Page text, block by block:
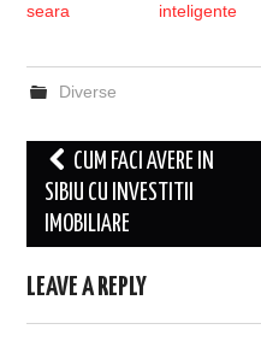
seara
inteligente
Diverse
Post
navigation
CUM FACI AVERE IN
SIBIU CU INVESTITII
IMOBILIARE
LEAVE A REPLY